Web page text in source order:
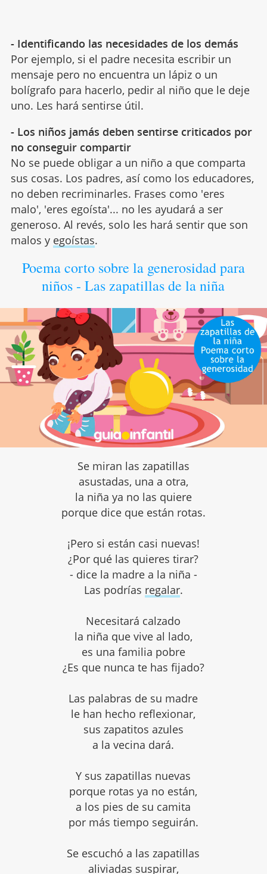
- Identificando las necesidades de los demás
Por ejemplo, si el padre necesita escribir un
mensaje pero no encuentra un lápiz o un
bolígrafo para hacerlo, pedir al niño que le deje
uno. Les hará sentirse útil.
- Los niños jamás deben sentirse criticados por
no conseguir compartir
No se puede obligar a un niño a que comparta
sus cosas. Los padres, así como los educadores,
no deben recriminarles. Frases como 'eres
malo', 'eres egoísta'... no les ayudará a ser
generoso. Al revés, solo les hará sentir que son
malos y egoístas.
Poema corto sobre la generosidad para
niños - Las zapatillas de la niña
Se miran las zapatillas
asustadas, una a otra,
la niña ya no las quiere
porque dice que están rotas.
¡Pero si están casi nuevas!
¿Por qué las quieres tirar?
- dice la madre a la niña -
Las podrías regalar.
Necesitará calzado
la niña que vive al lado,
es una familia pobre
¿Es que nunca te has fijado?
Las palabras de su madre
le han hecho reflexionar,
sus zapatitos azules
a la vecina dará.
Y sus zapatillas nuevas
porque rotas ya no están,
a los pies de su camita
por más tiempo seguirán.
Se escuchó a las zapatillas
aliviadas suspirar,